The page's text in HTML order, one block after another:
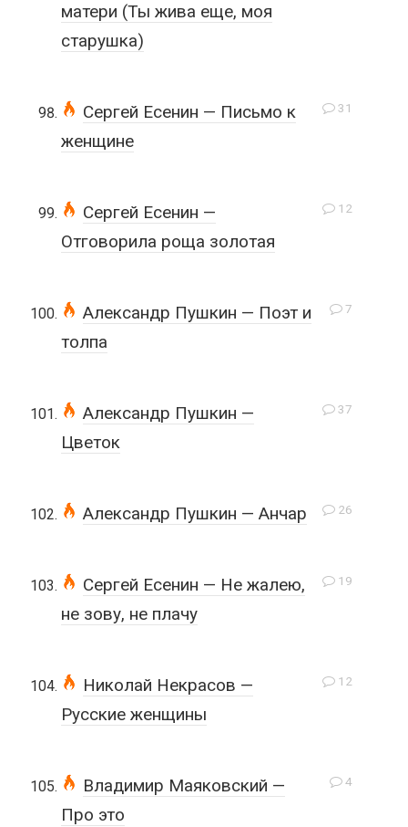
матери (Ты жива еще, моя
старушка)
31
Сергей Есенин — Письмо к
женщине
12
Сергей Есенин —
Отговорила роща золотая
7
Александр Пушкин — Поэт и
толпа
37
Александр Пушкин —
Цветок
26
Александр Пушкин — Анчар
19
Сергей Есенин — Не жалею,
не зову, не плачу
12
Николай Некрасов —
Русские женщины
4
Владимир Маяковский —
Про это